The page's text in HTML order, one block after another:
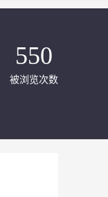
550
被浏览次数